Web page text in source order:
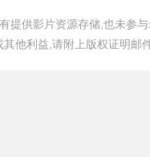
提供影片资源存储,也未参
他利益,请附上版权证明